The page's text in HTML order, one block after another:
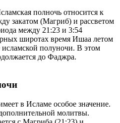
полночь относится к
закатом (Магриб) и рассветом
между 21:23 и 3:54
широтах время Ишаа летом
исламской полуночи. В этом
до Фаджра.
в Исламе особое значение.
молитвы.